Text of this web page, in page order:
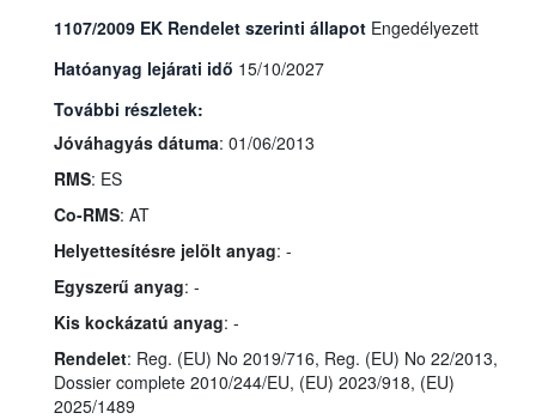
1107/2009 EK Rendelet szerinti állapot Engedélyezett
Hatóanyag lejárati idő 15/10/2027
További részletek:
Jóváhagyás dátuma: 01/06/2013
RMS: ES
Co-RMS: AT
Helyettesítésre jelölt anyag: -
Egyszerű anyag: -
Kis kockázatú anyag: -
Rendelet: Reg. (EU) No 2019/716, Reg. (EU) No 22/2013,
Dossier complete 2010/244/EU, (EU) 2023/918, (EU)
2025/1489